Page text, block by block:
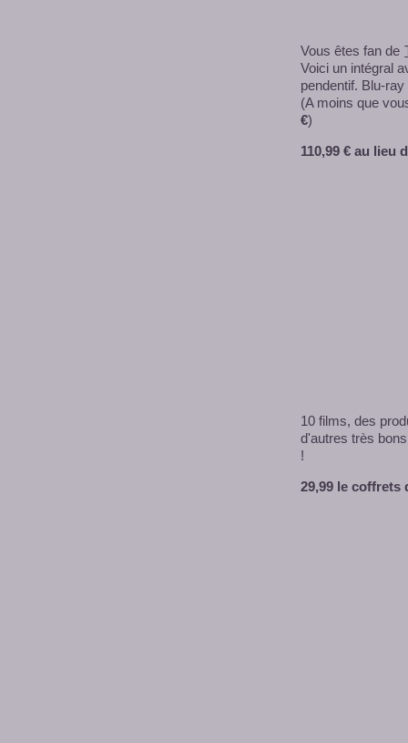
Vous êtes fan de
Voici un intégral
pendentif. Blu-
(A moins que
€)
110,99 € au lieu
10 films, des
d'autres très
!
29,99 le coffrets